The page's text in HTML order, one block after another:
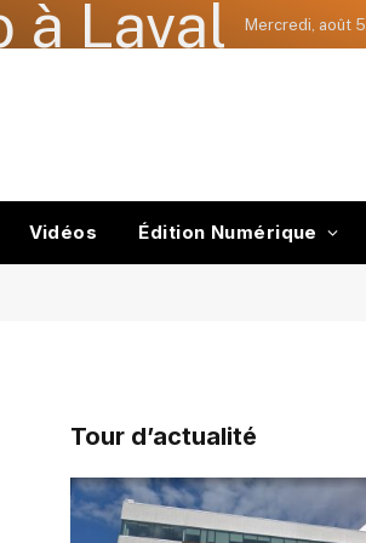
à Laval Mercredi, août 5
Vidéos Édition Numérique
Tour d’actualité